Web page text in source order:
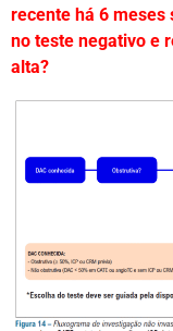
recente há 6 meses
no teste negativo e
alta?